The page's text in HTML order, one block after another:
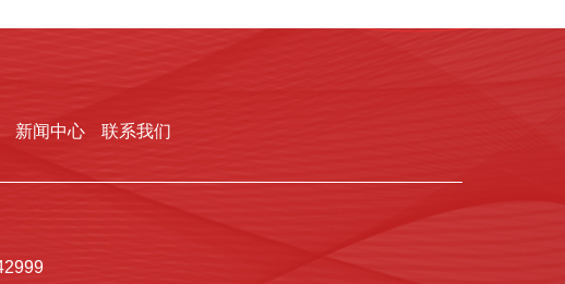
新闻中心 联系我们